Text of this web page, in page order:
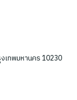
เทพมหานคร 10230